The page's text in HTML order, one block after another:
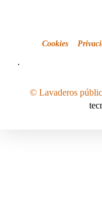
Cookies
.
© Lavaderos